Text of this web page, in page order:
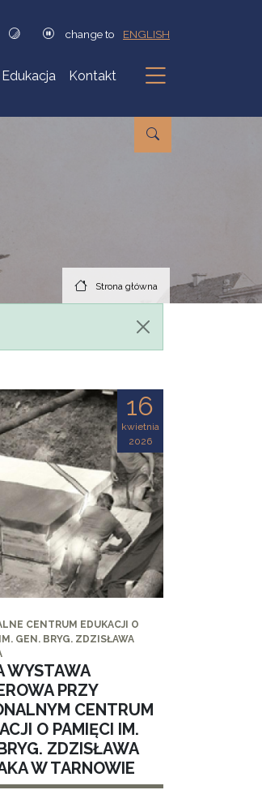
change to ENGLISH
Edukacja Kontakt
Podmenu
Strona główna
16
kwietnia
2026
CENTRUM EDUKACJI O
GEN. BRYG. ZDZISŁAWA
WYSTAWA
PRZY
CENTRUM
O PAMIĘCI IM.
ZDZISŁAWA
W TARNOWIE